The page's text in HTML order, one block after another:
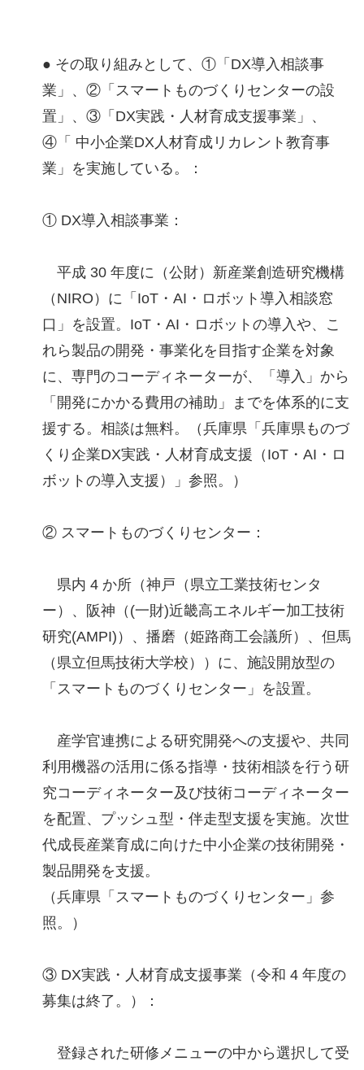
● その取り組みとして、①「DX導入相談事
業」、②「スマートものづくりセンターの設
置」、③「DX実践・人材育成支援事業」、
④「 中小企業DX人材育成リカレント教育事
業」を実施している。：
① DX導入相談事業：
平成 30 年度に（公財）新産業創造研究機構
（NIRO）に「IoT・AI・ロボット導入相談窓
口」を設置。IoT・AI・ロボットの導入や、こ
れら製品の開発・事業化を目指す企業を対象
に、専門のコーディネーターが、「導入」から
「開発にかかる費用の補助」までを体系的に支
援する。相談は無料。（兵庫県「兵庫県ものづ
くり企業DX実践・人材育成支援（IoT・AI・ロ
ボットの導入支援）」参照。）
② スマートものづくりセンター：
県内 4 か所（神戸（県立工業技術センタ
ー）、阪神（(一財)近畿高エネルギー加工技術
研究(AMPI)）、播磨（姫路商工会議所）、但馬
（県立但馬技術大学校））に、施設開放型の
「スマートものづくりセンター」を設置。
産学官連携による研究開発への支援や、共同
利用機器の活用に係る指導・技術相談を行う研
究コーディネーター及び技術コーディネーター
を配置、プッシュ型・伴走型支援を実施。次世
代成長産業育成に向けた中小企業の技術開発・
製品開発を支援。
（兵庫県「スマートものづくりセンター」参
照。）
③ DX実践・人材育成支援事業（令和 4 年度の
募集は終了。）：
登録された研修メニューの中から選択して受